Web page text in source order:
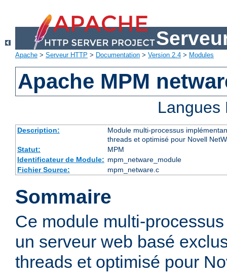
Apache > Serveur HTTP > Documentation > Version 2.4 > Modules
Apache MPM
Description:
Module multi-processus
threads et optimisé pour Novell
Statut:
MPM
Identificateur de Module: mpm_netware_module
Fichier Source:
mpm_netware.c
Sommaire
Ce module multi-
un serveur web basé
threads et optimisé pour